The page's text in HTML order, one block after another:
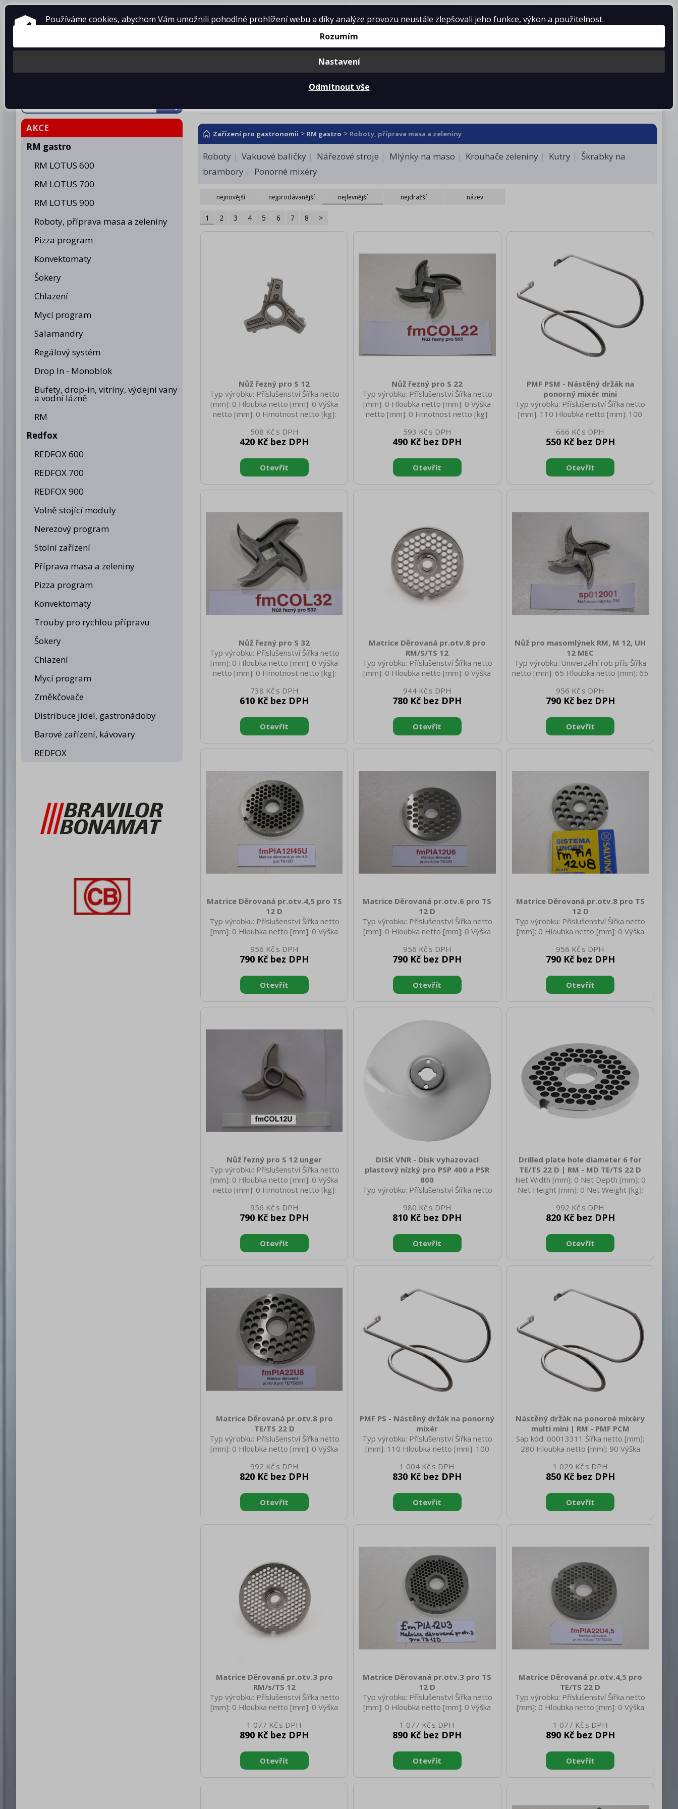
ZAŘÍZENÍ PRO GASTRONOMII
Produkty O firmě Projekty kuchyní Reference Ke stažení Kontakty
AKCE
RM gastro
RM LOTUS 600
RM LOTUS 700
RM LOTUS 900
Roboty, příprava masa a zeleniny
Pizza program
Konvektomaty
Šokery
Chlazení
Mycí program
Salamandry
Regálový systém
Drop In - Monoblok
Bufety, drop-in, vitríny, výdejní vany
a vodní lázně
RM
Redfox
REDFOX 600
REDFOX 700
REDFOX 900
Volně stojící moduly
Nerezový program
Stolní zařízení
Příprava masa a zeleniny
Pizza program
Konvektomaty
Trouby pro rychlou přípravu
Šokery
Chlazení
Mycí program
Změkčovače
Distribuce jídel, gastronádoby
Barové zařízení, kávovary
REDFOX
Zařízení pro gastronomii > RM gastro > Roboty, příprava masa a zeleniny
Roboty Vakuové baličky Nářezové stroje Mlýnky na maso Krouhače zeleniny Kutry
Škrabky na
brambory
Ponorné mixéry
nejnovější nejprodávanější nejlevnější nejdražší název
1 2 3 4 5 6 7 8 >
Nůž řezný pro S 12
Typ výrobku: Příslušenství Šířka netto
[mm]: 0 Hloubka netto [mm]: 0 Výška
netto [mm]: 0 Hmotnost netto [kg]:
508 Kč
420 Kč bez DPH
Nůž řezný pro S 22
Typ výrobku: Příslušenství Šířka netto
[mm]: 0 Hloubka netto [mm]: 0 Výška
netto [mm]: 0 Hmotnost netto [kg]:
593 Kč
490 Kč bez DPH
PMF PSM - Nástěný držák na
ponorný mixér mini
Typ výrobku: Příslušenství Šířka netto
[mm]: 110 Hloubka netto [mm]: 100
netto [kg]: 0.40 Šířka brutto [mm]: 125
Hloubka brutto [mm]: 110 Výška brutto
666 Kč
550 Kč bez DPH
Nůž řezný pro S 32
Typ výrobku: Příslušenství Šířka netto
[mm]: 0 Hloubka netto [mm]: 0 Výška
netto [mm]: 0 Hmotnost netto [kg]:
738 Kč
610 Kč bez DPH
Matrice Děrovaná pr.otv.8 pro
RM/S/TS 12
Typ výrobku: Příslušenství Šířka netto
[mm]: 0 Hloubka netto [mm]: 0 Výška
0.50 Hmotnost brutto [kg]: 0.60
944 Kč
780 Kč bez DPH
Nůž pro masomlýnek RM, M 12, UH
12 MEC
Typ výrobku: Univerzální rob přís Šířka
netto [mm]: 65 Hloubka netto [mm]: 65
[kg]: 0.40 Šířka brutto [mm]: 65
Hloubka brutto [mm]: 65 Výška brutto
956 Kč
790 Kč bez DPH
Matrice Děrovaná pr.otv.4,5 pro TS
12 D
Typ výrobku: Příslušenství Šířka netto
[mm]: 0 Hloubka netto [mm]: 0 Výška
0.50 Hmotnost brutto [kg]: 0.60
956 Kč
790 Kč bez DPH
Matrice Děrovaná pr.otv.6 pro TS
12 D
Typ výrobku: Příslušenství Šířka netto
[mm]: 0 Hloubka netto [mm]: 0 Výška
0.50 Hmotnost brutto [kg]: 0.60
956 Kč
790 Kč bez DPH
Matrice Děrovaná pr.otv.8 pro TS
12 D
Typ výrobku: Příslušenství Šířka netto
[mm]: 0 Hloubka netto [mm]: 0 Výška
0.18 Hmotnost brutto [kg]: 0.28
956 Kč
790 Kč bez DPH
Nůž řezný pro S 12 unger
Typ výrobku: Příslušenství Šířka netto
[mm]: 0 Hloubka netto [mm]: 0 Výška
netto [mm]: 0 Hmotnost netto [kg]:
956 Kč
790 Kč bez DPH
DISK VNR - Disk vyhazovací
plastový nízký pro PSP 400 a PSR
800
Typ výrobku: Příslušenství Šířka netto
Výška netto [mm]: 10 Hmotnost netto
[kg]: 0.12 Šířka brutto [mm]: 250
[mm]: 30 Hmotnost brutto [kg]: 0.14
980 Kč
810 Kč bez DPH
Drilled plate hole diameter 6 for
TE/TS 22 D | RM - MD TE/TS 22 D
Net Width [mm]: 0 Net Depth [mm]: 0
Net Height [mm]: 0 Net Weight [kg]:
992 Kč
820 Kč bez DPH
Matrice Děrovaná pr.otv.8 pro
TE/TS 22 D
Typ výrobku: Příslušenství Šířka netto
[mm]: 0 Hloubka netto [mm]: 0 Výška
0.18 Hmotnost brutto [kg]: 0.28
992 Kč
820 Kč bez DPH
PMF PS - Nástěný držák na ponorný
mixér
Typ výrobku: Příslušenství Šířka netto
[mm]: 110 Hloubka netto [mm]: 100
netto [kg]: 0.40 Šířka brutto [mm]: 125
Hloubka brutto [mm]: 110 Výška brutto
1 004 Kč
830 Kč bez DPH
Nástěný držák na ponorné mixéry
multi mini | RM - PMF PCM
Sap kód: 00013311 Šířka netto [mm]:
280 Hloubka netto [mm]: 90 Výška
0.40 Šířka brutto [mm]: 280 Hloubka
brutto [mm]: 90 Výška brutto [mm]: 70
informace: pro mixéry PMF 25 / PMFF
25 verze multi zahrnuje pozice pro
nástavce
1 029 Kč
850 Kč bez DPH
Matrice Děrovaná pr.otv.3 pro
RM/s/TS 12
Typ výrobku: Příslušenství Šířka netto
[mm]: 0 Hloubka netto [mm]: 0 Výška
0.50 Hmotnost brutto [kg]: 0.60
1 077 Kč
890 Kč bez DPH
Matrice Děrovaná pr.otv.3 pro TS
12 D
Typ výrobku: Příslušenství Šířka netto
[mm]: 0 Hloubka netto [mm]: 0 Výška
0.50 Hmotnost brutto [kg]: 0.55
1 077 Kč
890 Kč bez DPH
Matrice Děrovaná pr.otv.4,5 pro
TE/TS 22 D
Typ výrobku: Příslušenství Šířka netto
[mm]: 0 Hloubka netto [mm]: 0 Výška
0.30 Hmotnost brutto [kg]: 0.35
1 077 Kč
890 Kč bez DPH
Používáme cookies, abychom Vám umožnili pohodlné prohlížení webu a díky analýze provozu neustále zlepšovali jeho funkce, výkon a použitelnost.
Rozumím
Nastavení
Odmítnout vše